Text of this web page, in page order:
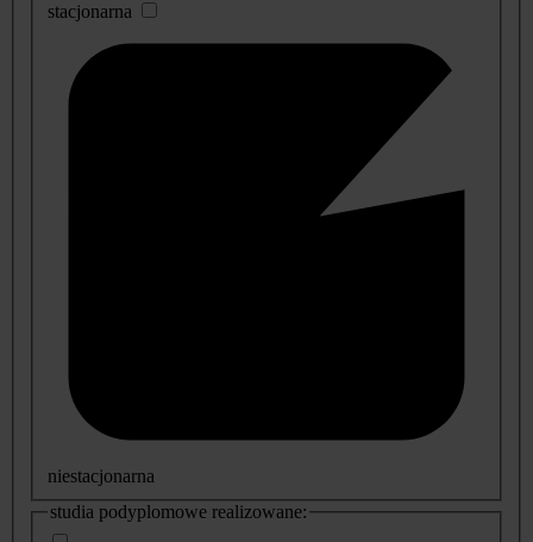
stacjonarna
niestacjonarna
studia podyplomowe realizowane: